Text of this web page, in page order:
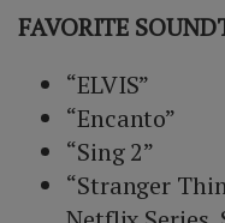
FAVORITE
“ELVIS”
“Encanto”
“Sing 2”
“Stranger